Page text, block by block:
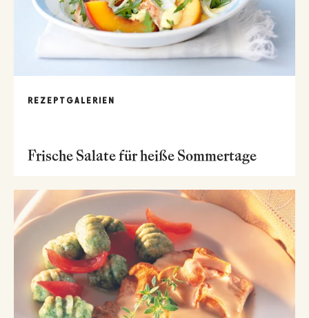
REZEPTGALERIEN
Frische Salate für heiße Sommertage